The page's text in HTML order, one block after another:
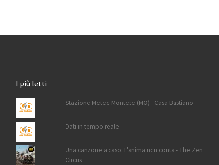
I più letti
Stazione Meteo Montese (MO) - Casa Bastiano
Dati in tempo reale
Una canzone a caso: L'anima non conta - The Zen
Circus